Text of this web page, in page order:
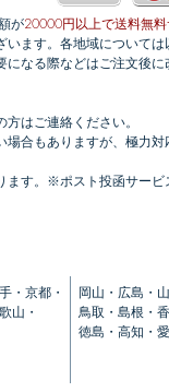
が20000円以上で送料無
ます。各地域について
なる際などはご注文後に
はご連絡ください。
合もありますが、極力対
ます。※ポスト投函サー
・京都・
山・
岡山・広島・
鳥取・島根・
徳島・高知・